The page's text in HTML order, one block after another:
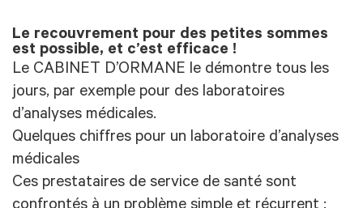
Le recouvrement pour des petites sommes
est possible, et c’est efficace !
Le CABINET D’ORMANE le démontre tous les
jours, par exemple pour des laboratoires
d’analyses médicales.
Quelques chiffres pour un laboratoire d’analyses
médicales
Ces prestataires de service de santé sont